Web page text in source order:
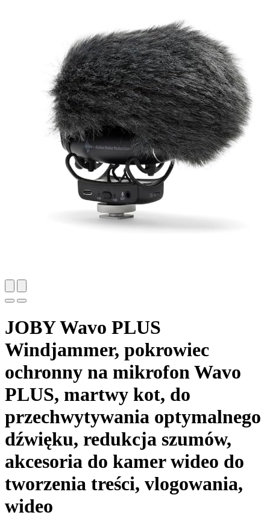
JOBY Wavo PLUS
Windjammer, pokrowiec
ochronny na mikrofon Wavo
PLUS, martwy kot, do
przechwytywania optymalnego
dźwięku, redukcja szumów,
akcesoria do kamer wideo do
tworzenia treści, vlogowania,
wideo